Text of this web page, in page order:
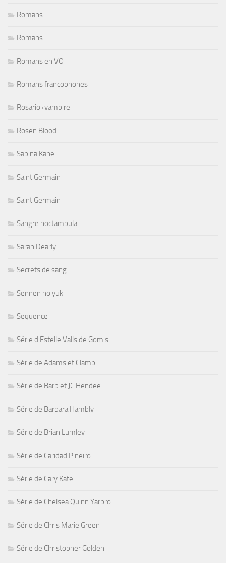
Romans
Romans
Romans en VO
Romans francophones
Rosario+vampire
Rosen Blood
Sabina Kane
Saint Germain
Saint Germain
Sangre noctambula
Sarah Dearly
Secrets de sang
Sennen no yuki
Sequence
Série d'Estelle Valls de Gomis
Série de Adams et Clamp
Série de Barb et JC Hendee
Série de Barbara Hambly
Série de Brian Lumley
Série de Caridad Pineiro
Série de Cary Kate
Série de Chelsea Quinn Yarbro
Série de Chris Marie Green
Série de Christopher Golden